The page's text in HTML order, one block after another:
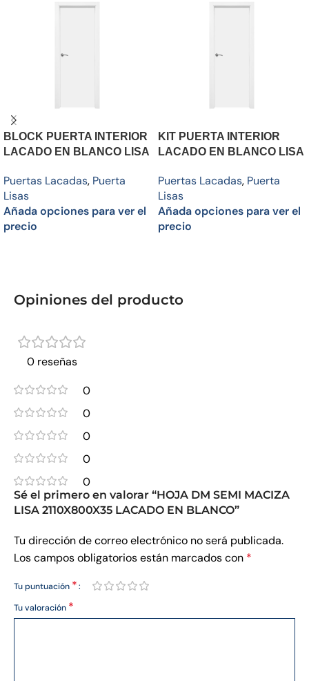
BLOCK PUERTA INTERIOR
LACADO EN BLANCO LISA
Puertas Lacadas, Puerta
Lisas
Añada opciones para ver el
precio
KIT PUERTA INTERIOR
LACADO EN BLANCO LISA
Puertas Lacadas, Puerta
Lisas
Añada opciones para ver el
precio
Opiniones del producto
0 reseñas
0
0
0
0
0
Sé el primero en valorar “HOJA DM SEMI MACIZA
LISA 2110X800X35 LACADO EN BLANCO”
Tu dirección de correo electrónico no será publicada.
Los campos obligatorios están marcados con *
Tu puntuación *
Tu valoración *